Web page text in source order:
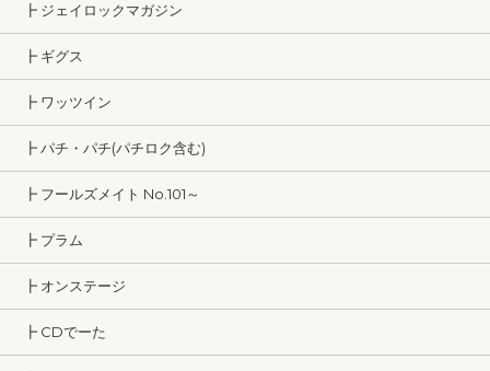
┣ ジェイロックマガジン
┣ ギグス
┣ ワッツイン
┣ パチ・パチ(パチロク含む)
┣ フールズメイト No.101～
┣ プラム
┣ オンステージ
┣ CDでーた